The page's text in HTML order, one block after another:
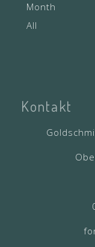
Month
All
Kontakt